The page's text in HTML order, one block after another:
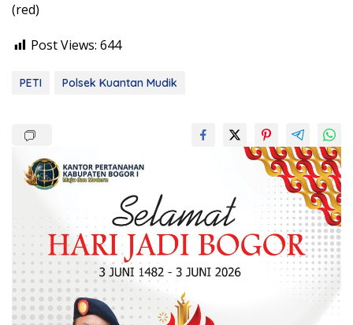
(red)
Post Views: 644
PETI Polsek Kuantan Mudik